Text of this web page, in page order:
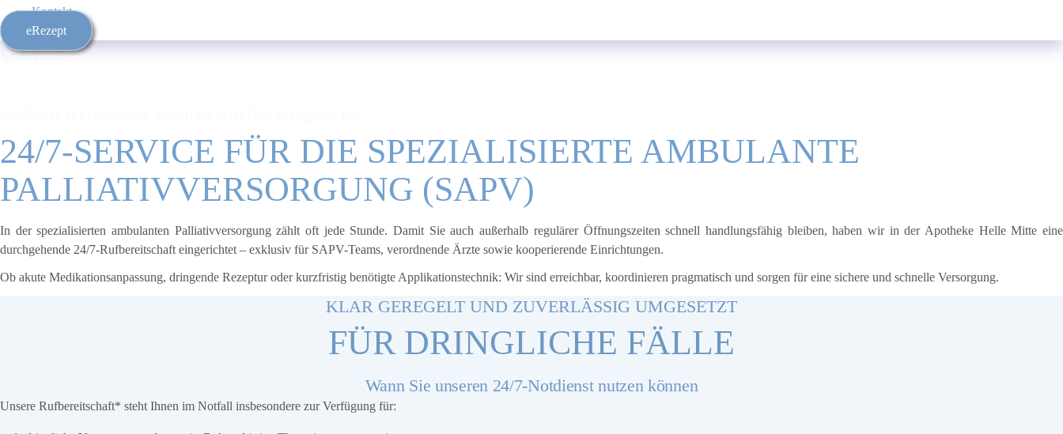
Kontakt
eRezept
SERVICE
24/7-SERVICE FÜR DIE SPEZIALISIERTE AMBULANTE
PALLIATIVVERSORGUNG (SAPV)
In der spezialisierten ambulanten Palliativversorgung zählt oft jede Stunde. Damit Sie auch außerhalb regulärer Öffnungszeiten schnell handlungsfähig bleiben, haben wir in der Apotheke Helle Mitte eine
durchgehende 24/7-Rufbereitschaft eingerichtet – exklusiv für SAPV-Teams, verordnende Ärzte sowie kooperierende Einrichtungen.
Ob akute Medikationsanpassung, dringende Rezeptur oder kurzfristig benötigte Applikationstechnik: Wir sind erreichbar, koordinieren pragmatisch und sorgen für eine sichere und schnelle Versorgung.
KLAR GEREGELT UND ZUVERLÄSSIG UMGESETZT
FÜR DRINGLICHE FÄLLE
Wann Sie unseren 24/7-Notdienst nutzen können
Unsere Rufbereitschaft* steht Ihnen im Notfall insbesondere zur Verfügung für: